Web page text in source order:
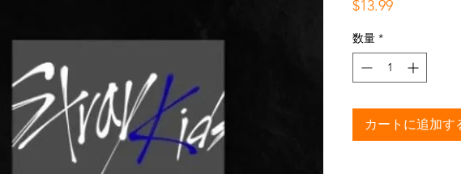
$13.99価
数量 *
カートに追加す